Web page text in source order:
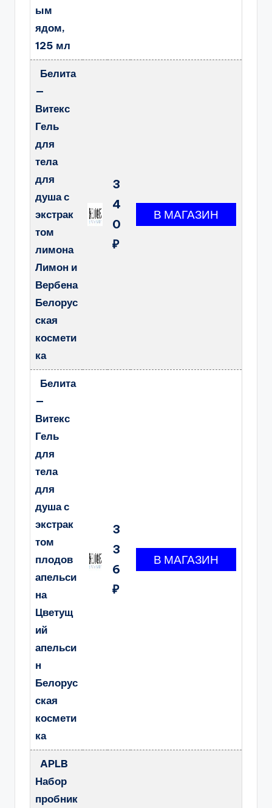
ым
ядом,
125 мл
Белита
—
Витекс
Гель
для
тела
для
душа с
экстрак
том
лимона
Лимон и
Вербена
Белорус
ская
космети
ка
3
4
0
₽
Белита
—
Витекс
Гель
для
тела
для
душа с
экстрак
том
плодов
апельси
на
Цветущ
ий
апельси
н
Белорус
ская
космети
ка
3
3
6
₽
APLB
Набор
пробник